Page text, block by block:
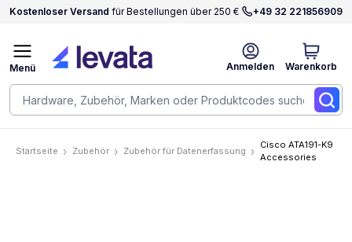
Kostenloser Versand für Bestellungen über 250 € +49 32 221856909
Anmelden Warenkorb
Menü
Startseite Zubehör Zubehör für Datenerfassung
Cisco ATA191-K9
Accessories